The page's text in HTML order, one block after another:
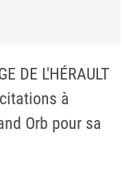
DE L'HÉRAULT
à
Orb pour sa